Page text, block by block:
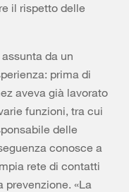
il rispetto delle
da un
prima di
aveva già lavorato
funzioni, tra cui
delle
conosce a
rete di contatti
prevenzione. «La